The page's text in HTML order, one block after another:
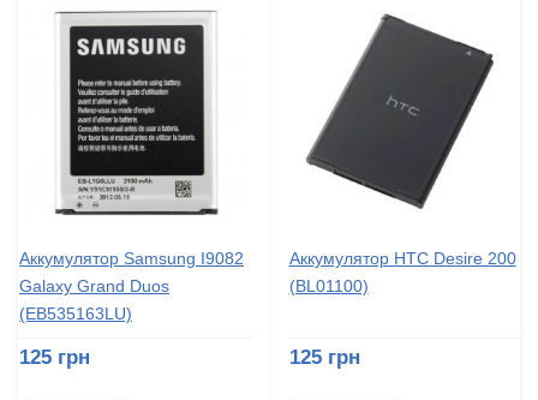
Аккумулятор Samsung I9082
Galaxy Grand Duos
(EB535163LU)
125 грн
Аккумулятор HTC Desire 200
(BL01100)
125 грн